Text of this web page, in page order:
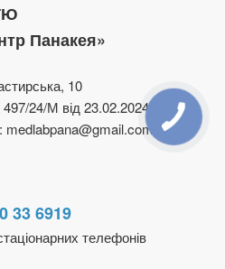
Панакея»
10
24/М від 23.02.2024
33 6919
телефонів